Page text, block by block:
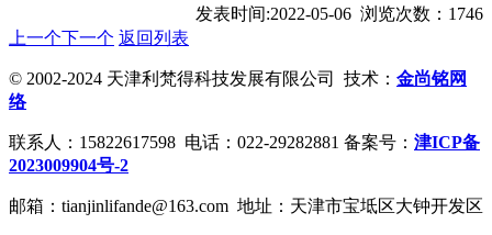
发表时间:2022-05-06 浏览次数：1746
上一个下一个 返回列表
© 2002-2024 天津利梵得科技发展有限公司 技术： 金尚铭网
络
联系人：15822617598 电话：022-29282881 备案号： 津ICP备
2023009904号-2
邮箱：tianjinlifande@163.com 地址：天津市宝坻区大钟开发区